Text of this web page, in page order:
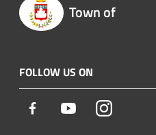
Town of
FOLLOW US ON
Facebook YoutubeInstagram